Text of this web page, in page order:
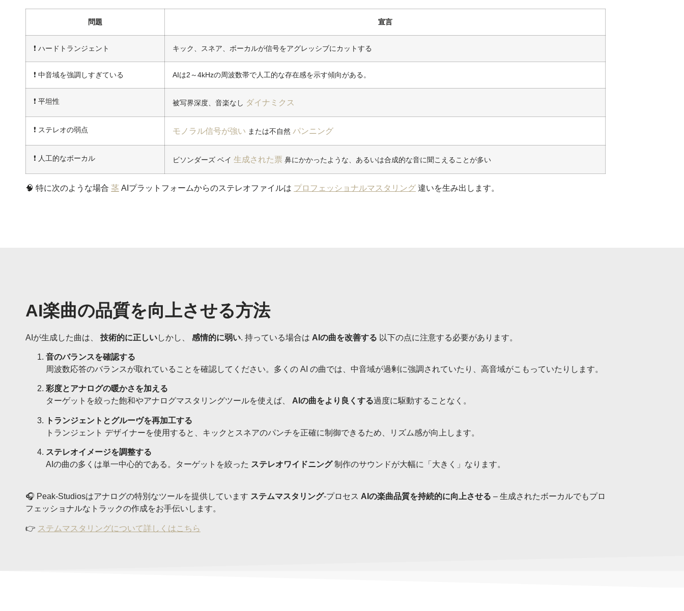
問題 宣言
❗ ハードトランジェント キック、スネア、ボーカルが信号をアグレッシブにカットする
❗ 中音域を強調しすぎている AIは2～4kHzの周波数帯で人工的な存在感を示す傾向がある。
❗ 平坦性 被写界深度、音楽なし ダイナミクス
❗ ステレオの弱点 モノラル信号が強い または不自然 パンニング
❗ 人工的なボーカル ビソンダーズ ベイ 生成された票 鼻にかかったような、あるいは合成的な音に聞こえることが多い
🧠 特に次のような場合 茎 AIプラットフォームからのステレオファイルは プロフェッショナルマスタリング 違いを生み出します。
AI楽曲の品質を向上させる方法
AIが生成した曲は、 技術的に正しいしかし、 感情的に弱い. 持っている場合は AIの曲を改善する 以下の点に注意する必要があります。
音のバランスを確認する
周波数応答のバランスが取れていることを確認してください。多くの AI の曲では、中音域が過剰に強調されていたり、高音域がこもっていたりします。
彩度とアナログの暖かさを加える
ターゲットを絞った飽和やアナログマスタリングツールを使えば、 AIの曲をより良くする過度に駆動することなく。
トランジェントとグルーヴを再加工する
トランジェント デザイナーを使用すると、キックとスネアのパンチを正確に制御できるため、リズム感が向上します。
ステレオイメージを調整する
AIの曲の多くは単一中心的である。ターゲットを絞った ステレオワイドニング制作のサウンドが大幅に「大きく」なります。
🎧 Peak-Studiosはアナログの特別なツールを提供しています ステムマスタリング-プロセス AIの楽曲品質を持続的に向上させる – 生成されたボーカルでもプロ
フェッショナルなトラックの作成をお手伝いします。
👉 ステムマスタリングについて詳しくはこちら